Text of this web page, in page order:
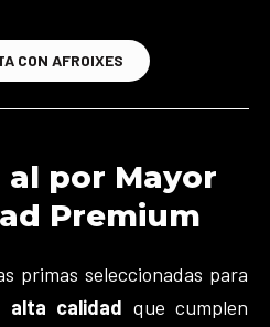
CON AFROIXES
al por Mayor
Premium
primas seleccionadas para
alta calidad que cumplen